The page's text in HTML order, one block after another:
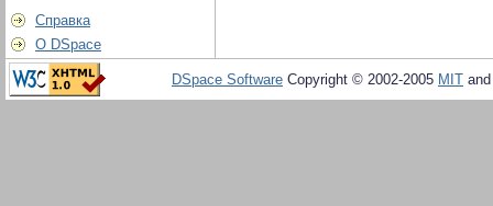
Справка
О DSpace
DSpace Software Copyright © 2002-2005 MIT